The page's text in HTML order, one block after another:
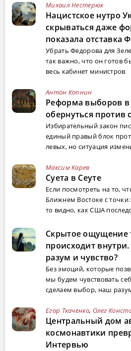
Михаил Нестерюк
Нацистское нутро
скрываться даже
показала отставка
Убрать Федорова для
так важно, что он готов
весь кабинет министров
Антон Копнин
Реформа выборов
обернуться
Избирательный закон
единый правый блок
левых, но ситуация
Максим Карев
Суета в Сеуте
Если посмотреть на то,
Ближнем Востоке с
то видно, как США
Скрытое ощущение
происходит внутри.
разум и чувство?
Без эмоций, которые
мы будем чувствовать
сделаем выбор, наш
Егор Ткаченко, Олег
Центральный дом
космонавтики
Интервью